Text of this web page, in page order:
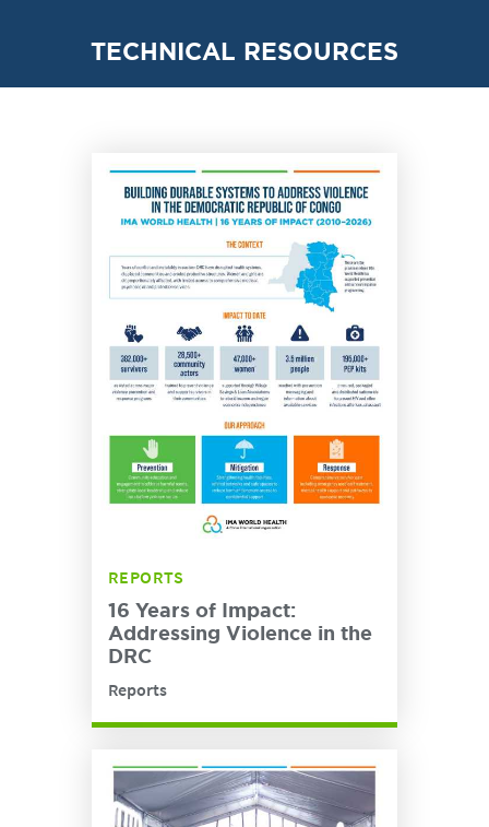
TECHNICAL RESOURCES
REPORTS
16 Years of Impact:
Addressing Violence in the
DRC
Reports